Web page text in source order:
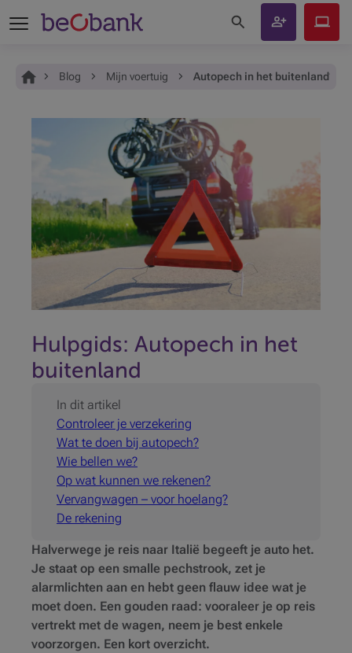
Je bent hier:
Home Blog Mijn voertuig Autopech in het buitenland?
Hulpgids: Autopech in het
buitenland
In dit artikel
Controleer je verzekering
Wat te doen bij autopech?
Wie bellen we?
Op wat kunnen we rekenen?
Vervangwagen – voor hoelang?
De rekening
Halverwege je reis naar Italië begeeft je auto het.
Je staat op een smalle pechstrook, zet je
alarmlichten aan en hebt geen flauw idee wat je
moet doen. Een gouden raad: vooraleer je op reis
vertrekt met de wagen, neem je best enkele
voorzorgen. Een kort overzicht.